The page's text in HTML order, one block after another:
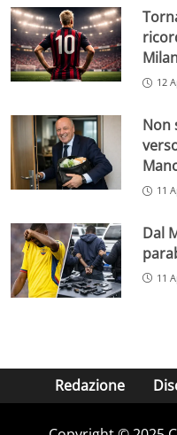
12
Non
11
Dal
11
Redazione